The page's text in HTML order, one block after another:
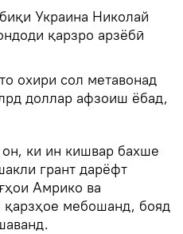
Украина Николай
қарзро арзёбӣ
охири сол метавонад
доллар афзоиш ёбад,
ки ин кишвар бахше
грант дарёфт
Амрико ва
мебошанд, бояд